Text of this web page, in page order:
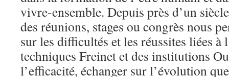
vivre-ensemble. Depuis près d’un
des réunions, stages ou congrès nous
sur les difficultés et les réussites liées à
techniques Freinet et des institutions
l’efficacité, échanger sur l’évolution